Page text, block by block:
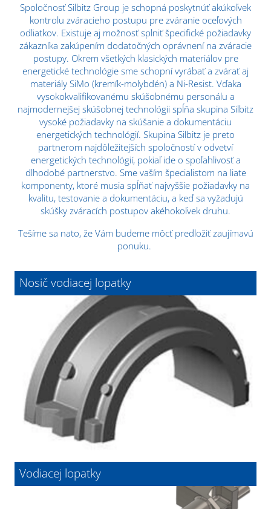
Spoločnosť Silbitz Group je schopná poskytnúť akúkoľvek
kontrolu zváracieho postupu pre zváranie oceľových
odliatkov. Existuje aj možnosť splniť špecifické požiadavky
zákazníka zakúpením dodatočných oprávnení na zváracie
postupy. Okrem všetkých klasických materiálov pre
energetické technológie sme schopní vyrábať a zvárať aj
materiály SiMo (kremík-molybdén) a Ni-Resist. Vďaka
vysokokvalifikovanému skúšobnému personálu a
najmodernejšej skúšobnej technológii spĺňa skupina Silbitz
vysoké požiadavky na skúšanie a dokumentáciu
energetických technológií. Skupina Silbitz je preto
partnerom najdôležitejších spoločností v odvetví
energetických technológií, pokiaľ ide o spoľahlivosť a
dlhodobé partnerstvo. Sme vaším špecialistom na liate
komponenty, ktoré musia spĺňať najvyššie požiadavky na
kvalitu, testovanie a dokumentáciu, a keď sa vyžadujú
skúšky zváracích postupov akéhokoľvek druhu.
Tešíme sa nato, že Vám budeme môcť predložiť zaujímavú
ponuku.
Nosič vodiacej lopatky
Vodiacej lopatky